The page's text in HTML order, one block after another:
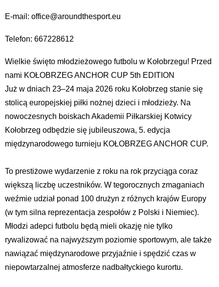
E-mail: office@aroundthesport.eu
Telefon: 667228612
Wielkie święto młodzieżowego futbolu w Kołobrzegu! Przed
nami KOŁOBRZEG ANCHOR CUP 5th EDITION
Już w dniach 23–24 maja 2026 roku Kołobrzeg stanie się
stolicą europejskiej piłki nożnej dzieci i młodzieży. Na
nowoczesnych boiskach Akademii Piłkarskiej Kotwicy
Kołobrzeg odbędzie się jubileuszowa, 5. edycja
międzynarodowego turnieju KOŁOBRZEG ANCHOR CUP.
To prestiżowe wydarzenie z roku na rok przyciąga coraz
większą liczbę uczestników. W tegorocznych zmaganiach
weźmie udział ponad 100 drużyn z różnych krajów Europy
(w tym silna reprezentacja zespołów z Polski i Niemiec).
Młodzi adepci futbolu będą mieli okazję nie tylko
rywalizować na najwyższym poziomie sportowym, ale także
nawiązać międzynarodowe przyjaźnie i spędzić czas w
niepowtarzalnej atmosferze nadbałtyckiego kurortu.